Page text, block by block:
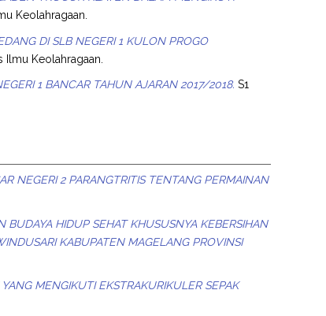
Keolahragaan.
DI SLB NEGERI 1 KULON PROGO
Ilmu Keolahragaan.
1 BANCAR TAHUN AJARAN 2017/2018. S1
NEGERI 2 PARANGTRITIS TENTANG PERMAINAN
HIDUP SEHAT KHUSUSNYA KEBERSIHAN
KABUPATEN MAGELANG PROVINSI
MENGIKUTI EKSTRAKURIKULER SEPAK